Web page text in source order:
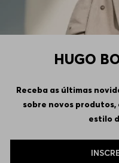
HUGO
Receba as últimas
sobre novos produtos,
estilo